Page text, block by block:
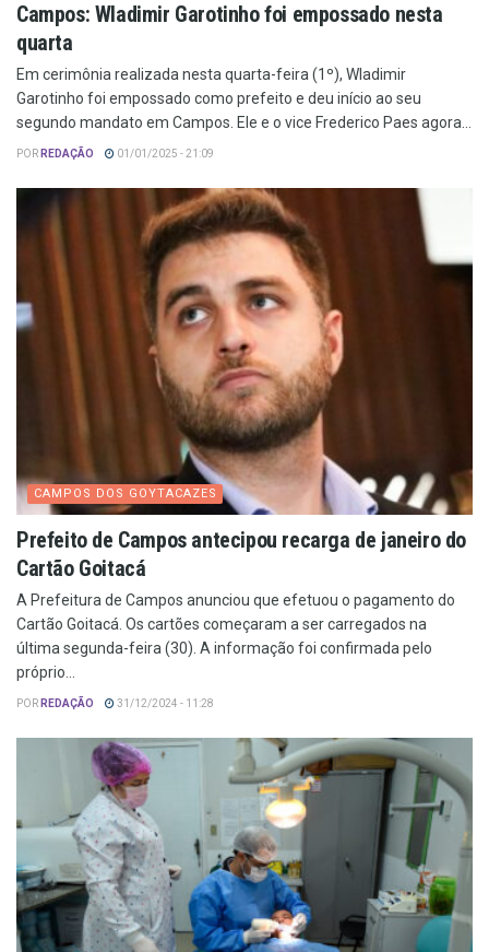
Campos: Wladimir Garotinho foi empossado nesta
quarta
Em cerimônia realizada nesta quarta-feira (1º), Wladimir
Garotinho foi empossado como prefeito e deu início ao seu
segundo mandato em Campos. Ele e o vice Frederico Paes agora...
POR REDAÇÃO 01/01/2025 - 21:09
CAMPOS DOS GOYTACAZES
Prefeito de Campos antecipou recarga de janeiro do
Cartão Goitacá
A Prefeitura de Campos anunciou que efetuou o pagamento do
Cartão Goitacá. Os cartões começaram a ser carregados na
última segunda-feira (30). A informação foi confirmada pelo
próprio...
POR REDAÇÃO 31/12/2024 - 11:28